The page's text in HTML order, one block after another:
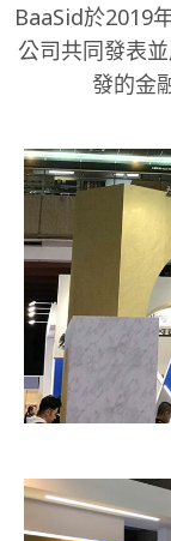
BaaSid於2019
公司共同發表
發的金